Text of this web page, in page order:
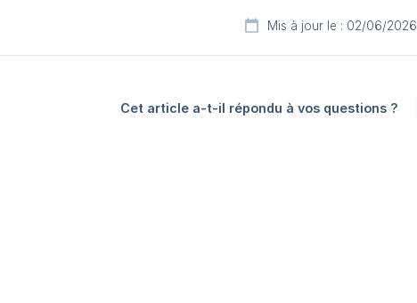
Mis à jour le : 02/06/2026
Cet article a-t-il répondu à vos questions ?